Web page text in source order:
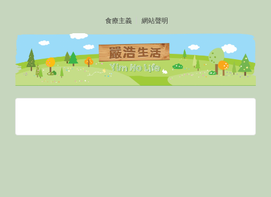
TO
MAIN
CONTENT
食療主義 網站聲明